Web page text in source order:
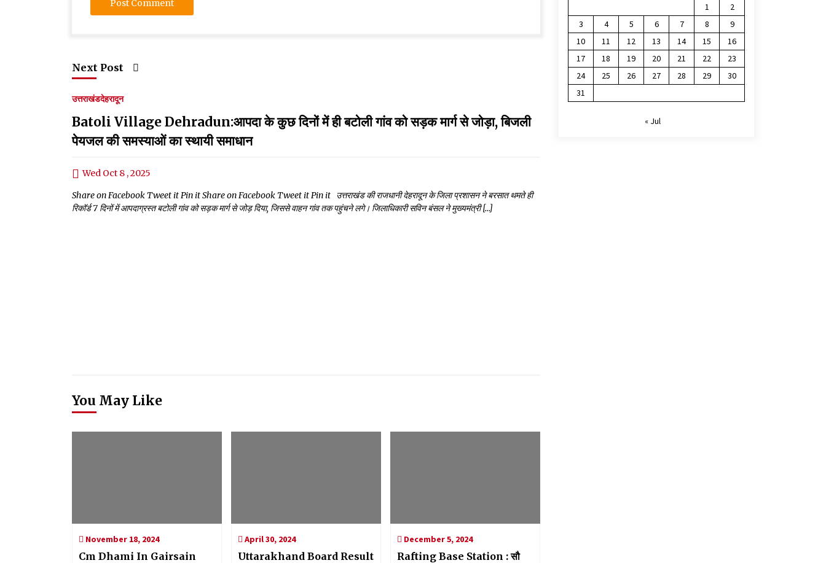
Next Post
उत्तराखंडदेहरादून
Batoli Village Dehradun:आपदा के कुछ दिनों में ही बटोली गांव को सड़क मार्ग से जोड़ा, बिजली
पेयजल की समस्याओं का स्थायी समाधान
Wed Oct 8 , 2025
Share on Facebook Tweet it Pin it Share on Facebook Tweet it Pin it उत्तराखंड की राजधानी देहरादून के जिला प्रशासन ने बरसात थमते ही
रिकॉर्ड 7 दिनों में आपदाग्रस्त बटोली गांव को सड़क मार्ग से जोड़ दिया, जिससे वाहन गांव तक पहुंचने लगे। जिलाधिकारी सविन बंसल ने मुख्यमंत्री […]
You May Like
November 18, 2024
Cm Dhami In Gairsain
April 30, 2024
Uttarakhand Board Result
December 5, 2024
Rafting Base Station : सौ
1
2
3
4 5 6 7 8
9
10
11 12 13 14 15
16
17
18 19 20 21 22
23
24
25 26 27 28 29
30
31
« Jul